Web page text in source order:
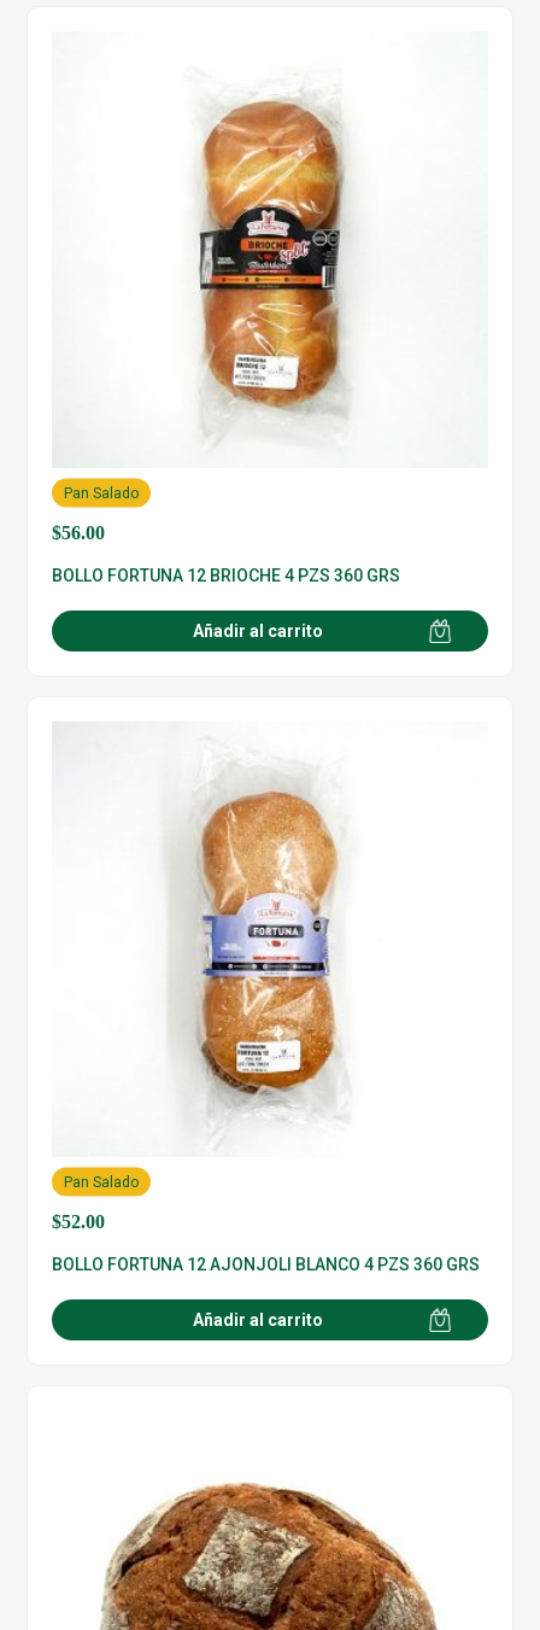
$56.00
Pan Salado
BOLLO FORTUNA 12 BRIOCHE 4 PZS 360 GRS
Añadir al carrito
$52.00
Pan Salado
BOLLO FORTUNA 12 AJONJOLI BLANCO 4 PZS 360 GRS
Añadir al carrito